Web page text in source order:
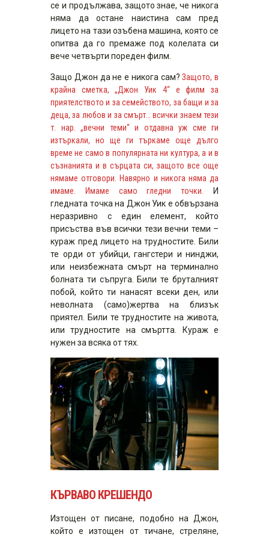
се и продължава, защото знае, че никога
няма да остане наистина сам пред
лицето на тази озъбена машина, която се
опитва да го премаже под колелата си
вече четвърти пореден филм.
Защо Джон да не е никога сам?Защото, в
крайна сметка, „Джон Уик 4“ е филм за
приятелството и за семейството, за бащи и за
деца, за любов и за смърт… всички знаем тези
т. нар. „вечни теми“ и отдавна уж сме ги
изтъркали, но ще ги търкаме още дълго
време не само в популярната ни култура, а и в
съзнанията и в сърцата си, защото все още
нямаме отговори. Навярно и никога няма да
имаме. Имаме само гледни точки.
И
гледната точка на Джон Уик е обвързана
неразривно с един елемент, който
присъства във всички тези вечни теми –
кураж пред лицето на трудностите. Били
те орди от убийци, гангстери и нинджи,
или неизбежната смърт на терминално
болната ти съпруга. Били те бруталният
побой, който ти нанасят всеки ден, или
неволната (само)жертва на близък
приятел. Били те трудностите на живота,
или трудностите на смъртта. Кураж е
нужен за всяка от тях.
КЪРВАВО КРЕШЕНДО
Изтощен от писане, подобно на Джон,
който е изтощен от тичане, стреляне,